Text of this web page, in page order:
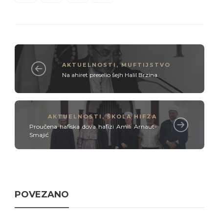
AKTUELNOSTI ,MUFTIJSTVO
Na ahiret preselio šejh Halil Brzina
AKTUELNOSTI ,ŠKOLA HIFZA
Proučena hafiska dova hafizi Amili Arnaut-
Smajić
POVEZANO